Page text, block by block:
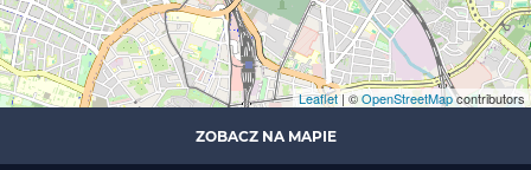
Leaflet| ©OpenStreetMapcontributors
ZOBACZ NA MAPIE